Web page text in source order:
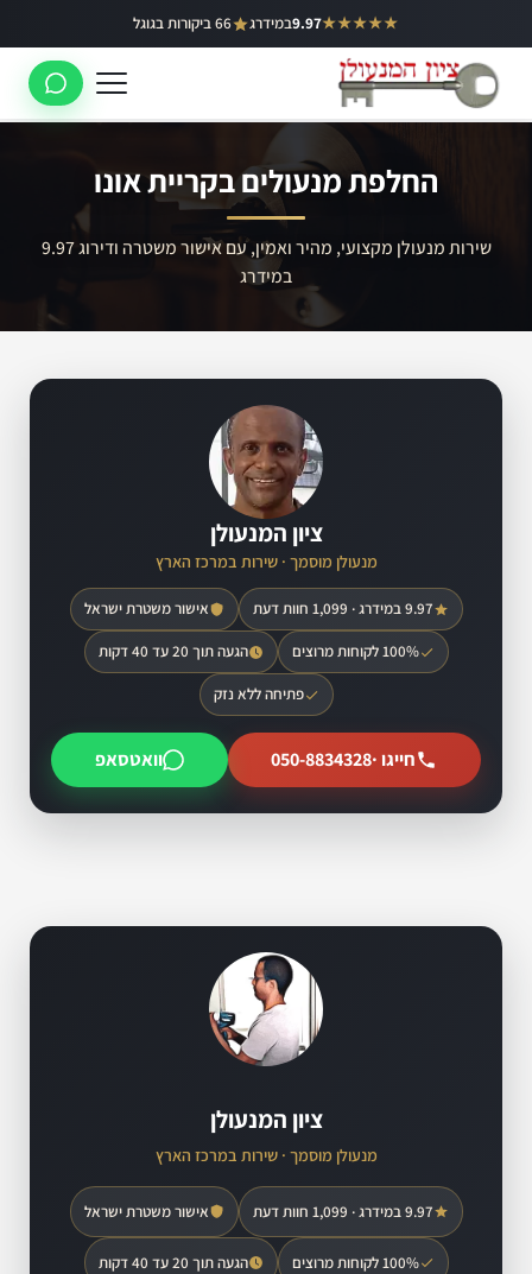
לתוכן
★★★★★
9.97במידרג 66 ביקורות בגוגל באר יעקב
ראשון לציון
לוד
רמלה
החלפת מנעולים בקריית אונו
שירות מנעולן מקצועי, מהיר ואמין, עם אישור משטרה ודירוג 9.97
במידרג
ציון המנעולן
מנעולן מוסמך · שירות במרכז הארץ
9.97 במידרג · 1,099 חוות דעת אישור משטרת ישראל
100% לקוחות מרוצים הגעה תוך 20 עד 40 דקות
פתיחה ללא נזק
חייגו ·050-8834328 וואטסאפ
ציון המנעולן
מנעולן מוסמך · שירות במרכז הארץ
9.97 במידרג · 1,099 חוות דעת אישור משטרת ישראל
100% לקוחות מרוצים הגעה תוך 20 עד 40 דקות